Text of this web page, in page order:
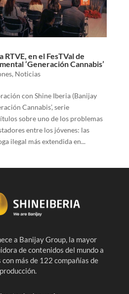
RTVE, en el FesTVal de
‘Generación Cannabis’
, Noticias
con Shine Iberia (Banijay
Cannabis’, serie
sobre uno de los problemas
entre los jóvenes: las
ilegal más extendida en...
a Banijay Group, la mayor
de contenidos del mundo a
más de 122 compañías de
producción.